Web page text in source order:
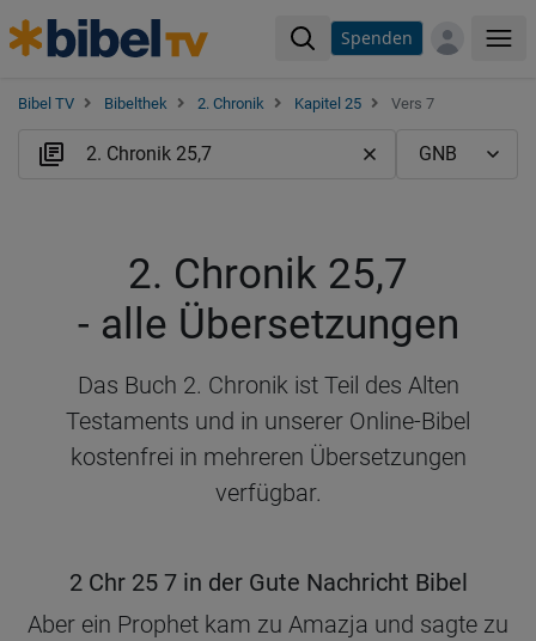
Spenden
Bibel TV Bibelthek 2. Chronik Kapitel 25 Vers 7
2. Chronik 25,7
- alle Übersetzungen
Das Buch 2. Chronik ist Teil des Alten
Testaments und in unserer Online-Bibel
kostenfrei in mehreren Übersetzungen
verfügbar.
2 Chr 25 7 in der Gute Nachricht Bibel
Aber ein Prophet kam zu Amazja und sagte zu